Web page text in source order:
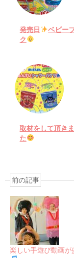
発売日
ベビー
ク
取材をして頂き
た
前の記事
楽しい手遊び動画が